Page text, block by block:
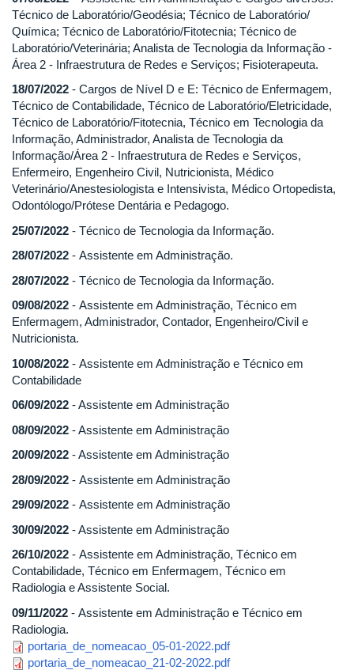
Técnico de Laboratório/Geodésia; Técnico de Laboratório/
Química; Técnico de Laboratório/Fitotecnia; Técnico de
Laboratório/Veterinária; Analista de Tecnologia da Informação -
Área 2 - Infraestrutura de Redes e Serviços; Fisioterapeuta.
18/07/2022 - Cargos de Nível D e E: Técnico de Enfermagem,
Técnico de Contabilidade, Técnico de Laboratório/Eletricidade,
Técnico de Laboratório/Fitotecnia, Técnico em Tecnologia da
Informação, Administrador, Analista de Tecnologia da
Informação/Área 2 - Infraestrutura de Redes e Serviços,
Enfermeiro, Engenheiro Civil, Nutricionista, Médico
Veterinário/Anestesiologista e Intensivista, Médico Ortopedista,
Odontólogo/Prótese Dentária e Pedagogo.
25/07/2022 - Técnico de Tecnologia da Informação.
28/07/2022 - Assistente em Administração.
28/07/2022 - Técnico de Tecnologia da Informação.
09/08/2022 - Assistente em Administração, Técnico em
Enfermagem, Administrador, Contador, Engenheiro/Civil e
Nutricionista.
10/08/2022 - Assistente em Administração e Técnico em
Contabilidade
06/09/2022 - Assistente em Administração
08/09/2022 - Assistente em Administração
20/09/2022 - Assistente em Administração
28/09/2022 - Assistente em Administração
29/09/2022 - Assistente em Administração
30/09/2022 - Assistente em Administração
26/10/2022 - Assistente em Administração, Técnico em
Contabilidade, Técnico em Enfermagem, Técnico em
Radiologia e Assistente Social.
09/11/2022 - Assistente em Administração e Técnico em
Radiologia.
portaria_de_nomeacao_05-01-2022.pdf
portaria_de_nomeacao_21-02-2022.pdf